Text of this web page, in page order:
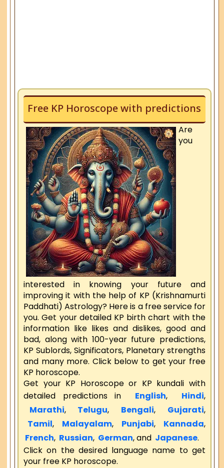
Free KP Horoscope with predictions
Are
you
interested in knowing your future and
improving it with the help of KP (Krishnamurti
Paddhati) Astrology? Here is a free service for
you. Get your detailed KP birth chart with the
information like likes and dislikes, good and
bad, along with 100-year future predictions,
KP Sublords, Significators, Planetary strengths
and many more. Click below to get your free
KP horoscope.
Get your KP Horoscope or KP kundali with
detailed predictions in
English, Hindi,
Marathi, Telugu, Bengali, Gujarati,
Tamil, Malayalam, Punjabi, Kannada,
French, Russian, German, and Japanese.
Click on the desired language name to get
your free KP horoscope.